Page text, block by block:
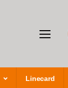
Linecard